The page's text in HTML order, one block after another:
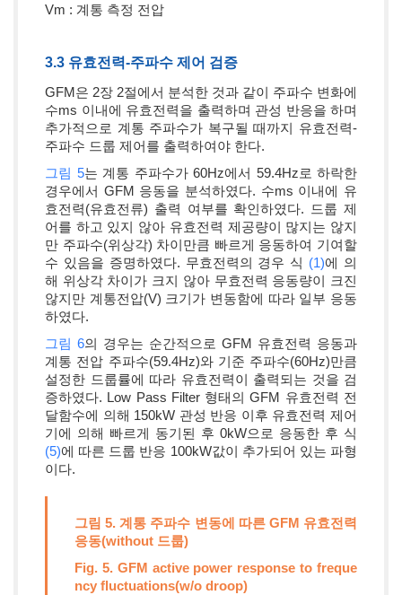
Vm : 계통 측정 전압
3.3 유효전력-주파수 제어 검증
GFM은 2장 2절에서 분석한 것과 같이 주파수 변화에
수ms 이내에 유효전력을 출력하며 관성 반응을 하며
추가적으로 계통 주파수가 복구될 때까지 유효전력-
주파수 드룹 제어를 출력하여야 한다.
그림 5는 계통 주파수가 60Hz에서 59.4Hz로 하락한
경우에서 GFM 응동을 분석하였다. 수ms 이내에 유
효전력(유효전류) 출력 여부를 확인하였다. 드룹 제
어를 하고 있지 않아 유효전력 제공량이 많지는 않지
만 주파수(위상각) 차이만큼 빠르게 응동하여 기여할
수 있음을 증명하였다. 무효전력의 경우 식 (1)에 의
해 위상각 차이가 크지 않아 무효전력 응동량이 크진
않지만 계통전압(V) 크기가 변동함에 따라 일부 응동
하였다.
그림 6의 경우는 순간적으로 GFM 유효전력 응동과
계통 전압 주파수(59.4Hz)와 기준 주파수(60Hz)만큼
설정한 드룹률에 따라 유효전력이 출력되는 것을 검
증하였다. Low Pass Filter 형태의 GFM 유효전력 전
달함수에 의해 150kW 관성 반응 이후 유효전력 제어
기에 의해 빠르게 동기된 후 0kW으로 응동한 후 식
(5)에 따른 드룹 반응 100kW값이 추가되어 있는 파형
이다.
그림 5. 계통 주파수 변동에 따른 GFM 유효전력
응동(without 드룹)
Fig. 5. GFM active power response to freque
ncy fluctuations(w/o droop)